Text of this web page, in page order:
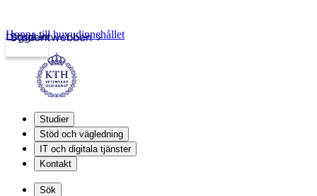
Studentwebben
Logga in
Hoppa till huvudinnehållet
Studier
Stöd och vägledning
IT och digitala tjänster
Kontakt
Sök